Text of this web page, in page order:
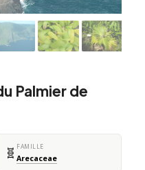
Palmier de
🧬 FAMILLE
Arecaceae